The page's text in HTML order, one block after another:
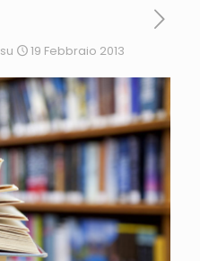
su 19 Febbraio 2013